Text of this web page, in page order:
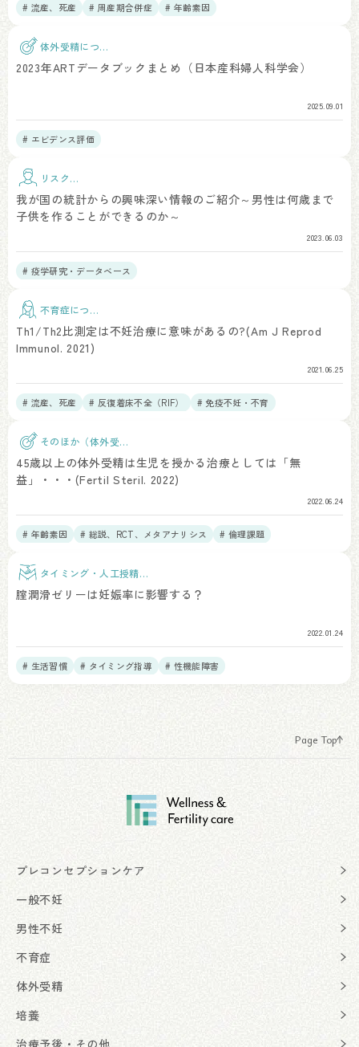
# 流産、死産 # 周産期合併症 # 年齢素因
体外受精につい
て
2023年ARTデータブックまとめ（日本産科婦人科学会）
2025.09.01
# エビデンス評価
リスク因
我が国の統計からの興味深い情報のご紹介～男性は何歳まで
子供を作ることができるのか～
2023.06.03
# 疫学研究・データベース
不育症につい
Th1/Th2比測定は不妊治療に意味があるの?(Am J Reprod
Immunol. 2021)
2021.06.25
# 流産、死産 # 反復着床不全（RIF） # 免疫不妊・不育
そのほか（体外受
45歳以上の体外受精は生児を授かる治療としては「無
益」・・・(Fertil Steril. 2022)
2022.06.24
# 年齢素因 # 総説、RCT、メタアナリシス # 倫理課題
タイミング・人工授精治
腟潤滑ゼリーは妊娠率に影響する？
2022.01.24
# 生活習慣 # タイミング指導 # 性機能障害
Page Top
プレコンセプションケア
一般不妊
男性不妊
不育症
体外受精
培養
治療予後・その他